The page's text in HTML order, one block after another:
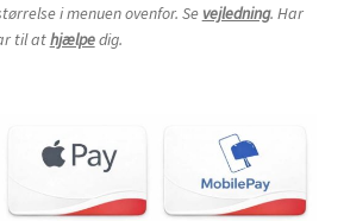
i menuen ovenfor. Se vejledning. Har
til athjælpedig.